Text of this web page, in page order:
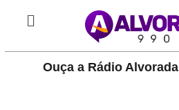
Ouça a Rádio Alvorada